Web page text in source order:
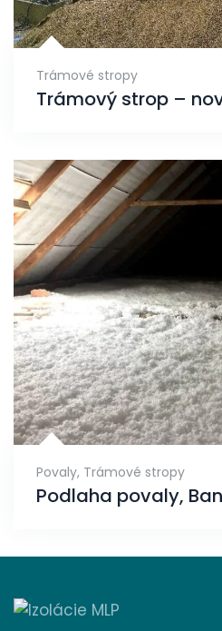
Trámové stropy
Trámový strop –
Povaly, Trámové stropy
Podlaha povaly,